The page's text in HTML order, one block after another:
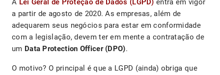
A Lei Geral de Proteção de Dados (LGPD) entra em vigor
a partir de agosto de 2020. As empresas, além de
adequarem seus negócios para estar em conformidade
com a legislação, devem ter em mente a contratação de
um Data Protection Officer (DPO).
O motivo? O principal é que a LGPD (ainda) obriga que